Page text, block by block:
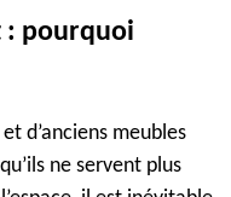
: pourquoi
d’anciens meubles
ne servent plus